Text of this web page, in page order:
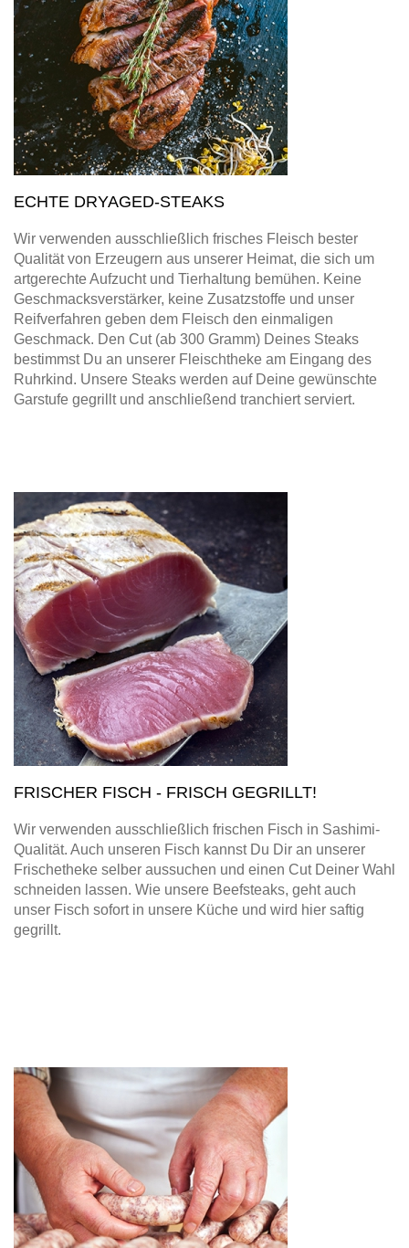
ECHTE DRYAGED-STEAKS
Wir verwenden ausschließlich frisches Fleisch bester
Qualität von Erzeugern aus unserer Heimat, die sich um
artgerechte Aufzucht und Tierhaltung bemühen. Keine
Geschmacksverstärker, keine Zusatzstoffe und unser
Reifverfahren geben dem Fleisch den einmaligen
Geschmack. Den Cut (ab 300 Gramm) Deines Steaks
bestimmst Du an unserer Fleischtheke am Eingang des
Ruhrkind. Unsere Steaks werden auf Deine gewünschte
Garstufe gegrillt und anschließend tranchiert serviert.
FRISCHER FISCH - FRISCH GEGRILLT!
Wir verwenden ausschließlich frischen Fisch in Sashimi-
Qualität. Auch unseren Fisch kannst Du Dir an unserer
Frischetheke selber aussuchen und einen Cut Deiner Wahl
schneiden lassen. Wie unsere Beefsteaks, geht auch
unser Fisch sofort in unsere Küche und wird hier saftig
gegrillt.